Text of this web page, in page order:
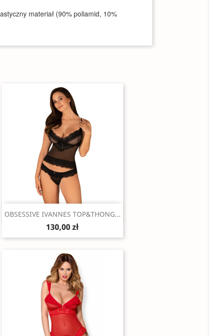
materiał (90% poliamid, 10%
 Szybki podgląd
OBSESSIVE IVANNES TOP&THONG...
130,00 zł